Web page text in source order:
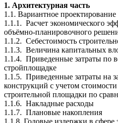
1. Архитектурная часть
1.1. Вариантное проектирование
1.1.1. Расчет экономического
объёмно-планировочного
1.1.2. Себестоимость
1.1.3. Величина капитальных
1.1.4. Приведенные затраты по
стройплощадке
1.1.5. Приведенные затраты на
конструкций с учетом
строительной площадки по
1.1.6. Накладные расходы
1.1.7. Плановые накопления
1.1.8. Годовые издержки в